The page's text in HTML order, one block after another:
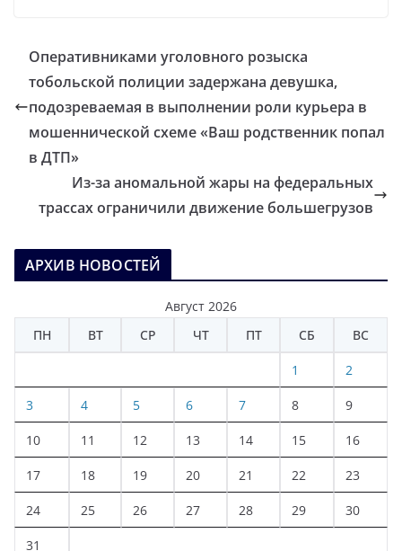
Оперативниками уголовного розыска
тобольской полиции задержана девушка,
подозреваемая в выполнении роли курьера в
мошеннической схеме «Ваш родственник попал
в ДТП»
Из-за аномальной жары на федеральных
трассах ограничили движение большегрузов
АРХИВ НОВОСТЕЙ
Август 2026
ПН
ВТ СР ЧТ ПТ СБ ВС
1 2
3 4 5 6 7 8 9
10 11 12 13 14 15 16
17 18 19 20 21 22 23
24 25 26 27 28 29 30
31